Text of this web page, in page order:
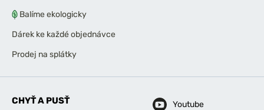
Balíme ekologicky
Dárek ke každé objednávce
Prodej na splátky
CHYŤ A PUSŤ
Youtube